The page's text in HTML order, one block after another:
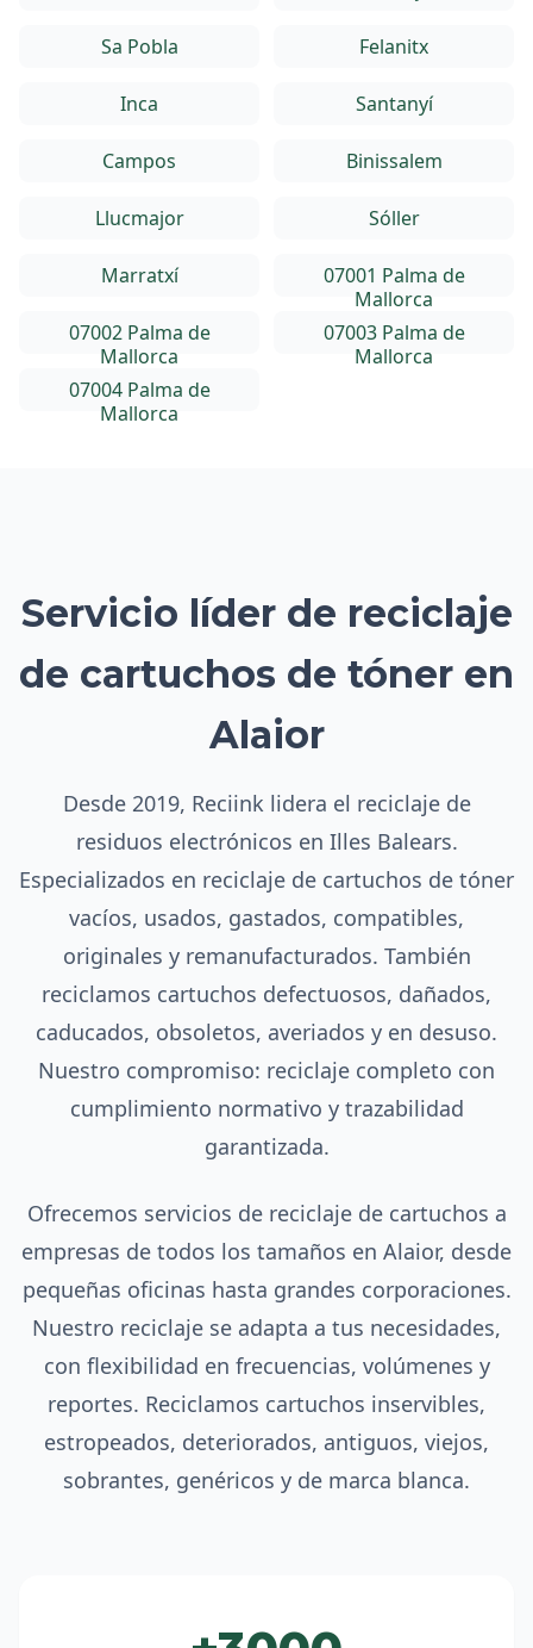
Sa Pobla Felanitx
Inca Santanyí
Campos Binissalem
Llucmajor Sóller
Marratxí
07001 Palma de
Mallorca
07002 Palma de
Mallorca
07003 Palma de
Mallorca
07004 Palma de
Mallorca
Servicio líder de reciclaje
de cartuchos de tóner en
Alaior
Desde 2019, Reciink lidera el reciclaje de
residuos electrónicos en Illes Balears.
Especializados en reciclaje de cartuchos de tóner
vacíos, usados, gastados, compatibles,
originales y remanufacturados. También
reciclamos cartuchos defectuosos, dañados,
caducados, obsoletos, averiados y en desuso.
Nuestro compromiso: reciclaje completo con
cumplimiento normativo y trazabilidad
garantizada.
Ofrecemos servicios de reciclaje de cartuchos a
empresas de todos los tamaños en Alaior, desde
pequeñas oficinas hasta grandes corporaciones.
Nuestro reciclaje se adapta a tus necesidades,
con flexibilidad en frecuencias, volúmenes y
reportes. Reciclamos cartuchos inservibles,
estropeados, deteriorados, antiguos, viejos,
sobrantes, genéricos y de marca blanca.